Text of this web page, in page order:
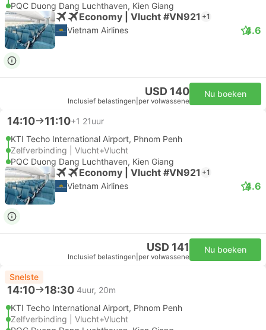
PQC Duong Dang Luchthaven, Kien Giang
Economy | Vlucht #VN921 +1
Vietnam Airlines 4.6
USD 140
Inclusief belastingen per volwassene
Nu boeken
14:10 11:10+1 21uur
KTI Techo International Airport, Phnom Penh
Zelfverbinding | Vlucht+Vlucht
PQC Duong Dang Luchthaven, Kien Giang
Economy | Vlucht #VN921 +1
Vietnam Airlines 4.6
USD 141
Inclusief belastingen per volwassene
Nu boeken
Snelste
14:10 18:30 4uur, 20m
KTI Techo International Airport, Phnom Penh
Zelfverbinding | Vlucht+Vlucht